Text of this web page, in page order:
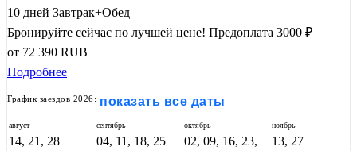
10 дней Завтрак+Обед
Бронируйте сейчас по лучшей цене! Предоплата 3000 ₽
от 72 390 RUB
Подробнее
График заездов 2026: показать все даты
август
14, 21, 28
сентябрь
04, 11, 18, 25
октябрь
02, 09, 16, 23,
ноябрь
13, 27